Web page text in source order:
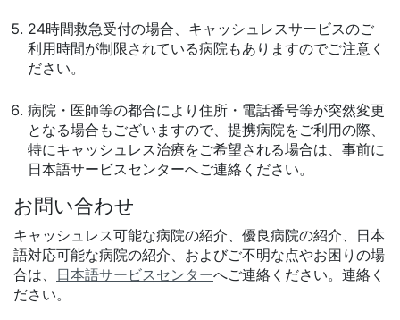
24時間救急受付の場合、キャッシュレスサービスのご
利用時間が制限されている病院もありますのでご注意く
ださい。
病院・医師等の都合により住所・電話番号等が突然変更
となる場合もございますので、提携病院をご利用の際、
特にキャッシュレス治療をご希望される場合は、事前に
日本語サービスセンターへご連絡ください。
お問い合わせ
キャッシュレス可能な病院の紹介、優良病院の紹介、日本
語対応可能な病院の紹介、およびご不明な点やお困りの場
合は、 日本語サービスセンターへご連絡ください。連絡く
ださい。